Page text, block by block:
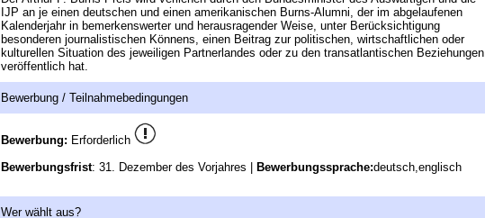
IJP an je einen deutschen und einen amerikanischen Burns-Alumni, der im abgelaufenen
Kalenderjahr in bemerkenswerter und herausragender Weise, unter Berücksichtigung
besonderen journalistischen Könnens, einen Beitrag zur politischen, wirtschaftlichen oder
kulturellen Situation des jeweiligen Partnerlandes oder zu den transatlantischen Beziehungen
veröffentlich hat.
Bewerbung / Teilnahmebedingungen
Bewerbung: Erforderlich
Bewerbungsfrist: 31. Dezember des Vorjahres | Bewerbungssprache:deutsch,englisch
Wer wählt aus?